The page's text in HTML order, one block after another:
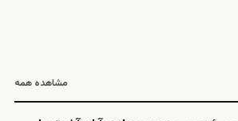
مشاهده همه